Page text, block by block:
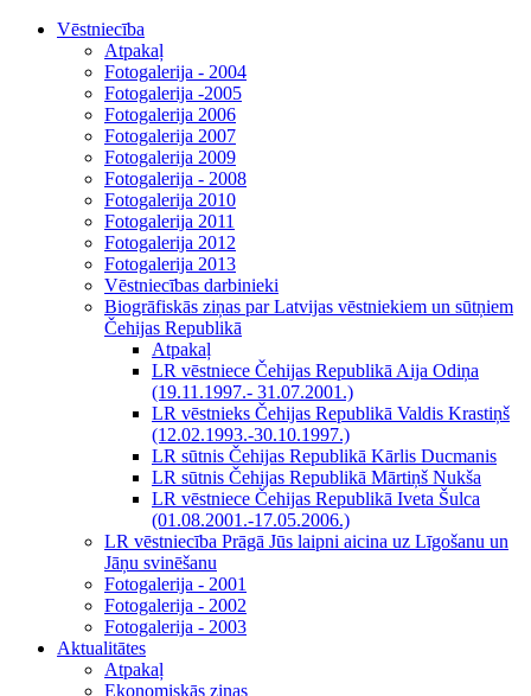
Vēstniecība
Atpakaļ
Fotogalerija - 2004
Fotogalerija -2005
Fotogalerija 2006
Fotogalerija 2007
Fotogalerija 2009
Fotogalerija - 2008
Fotogalerija 2010
Fotogalerija 2011
Fotogalerija 2012
Fotogalerija 2013
Vēstniecības darbinieki
Biogrāfiskās ziņas par Latvijas vēstniekiem un sūtņiem
Čehijas Republikā
Atpakaļ
LR vēstniece Čehijas Republikā Aija Odiņa
(19.11.1997.- 31.07.2001.)
LR vēstnieks Čehijas Republikā Valdis Krastiņš
(12.02.1993.-30.10.1997.)
LR sūtnis Čehijas Republikā Kārlis Ducmanis
LR sūtnis Čehijas Republikā Mārtiņš Nukša
LR vēstniece Čehijas Republikā Iveta Šulca
(01.08.2001.-17.05.2006.)
LR vēstniecība Prāgā Jūs laipni aicina uz Līgošanu un
Jāņu svinēšanu
Fotogalerija - 2001
Fotogalerija - 2002
Fotogalerija - 2003
Aktualitātes
Atpakaļ
Ekonomiskās ziņas